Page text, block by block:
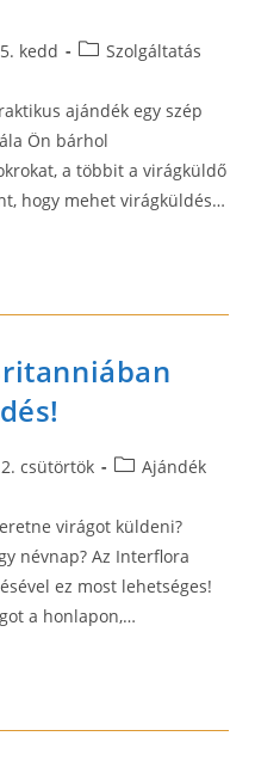
kedd
PostSzolgáltatás
ajándék egy szép
Ön bárhol
a többit a virágküldő
hogy mehet virágküldés…
csütörtök
PostAjándék
virágot küldeni?
névnap? Az Interflora
ez most lehetséges!
a honlapon,…